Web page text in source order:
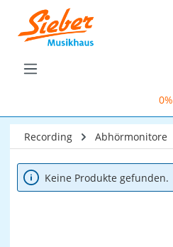
Zum Hauptinhalt springen
Recording Abhörmonitore
Keine Produkte gefunden.